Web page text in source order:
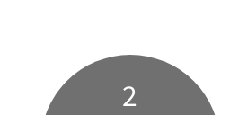
2